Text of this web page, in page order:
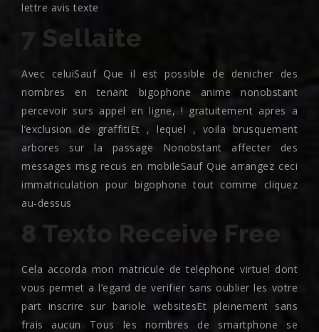
lettre avis texte
7 Sellaite
Avec celuiSauf Que il est possible de denicher des
nombres en tenant bigophone anime nonobstant
percevoir surs appel en ligne, ! gratuitement apres a
l’exclusion de graffitiEt , lequel , voila brusquement
arbores sur la passage Nonobstant affecter des
messages msg recus en mobileSauf Que arrangez ceci
immatriculation pour bigophone tout comme cliquez
au-dessus
8 Texto Receive Free
Cela accorda mon matricule de telephone virtuel dont
vous permet a l’egard de verifier sans oublier les votre
part inscrire sur bariole websitesEt pleinement sans
frais aucun Tous les nombres de smartphone se